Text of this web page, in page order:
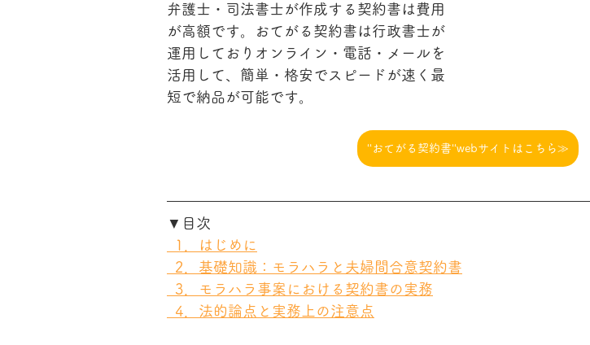
弁護士・司法書士が作成する契約書は費用
が高額です。おてがる契約書は行政書士が
運用しておりオンライン・電話・メールを
活用して、簡単・格安でスピードが速く最
短で納品が可能です。
‘‘おてがる契約書‘‘webサイトはこちら≫
▼目次
1．はじめに
2．基礎知識：モラハラと夫婦間合意契約書
3．モラハラ事案における契約書の実務
4．法的論点と実務上の注意点